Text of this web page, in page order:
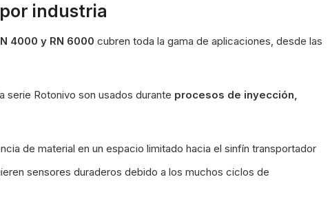
industria
4000 y RN 6000 cubren toda la gama de aplicaciones, desde las
serie Rotonivo son usados durante procesos de inyección,
de material en un espacio limitado hacia el sinfín transportador
sensores duraderos debido a los muchos ciclos de